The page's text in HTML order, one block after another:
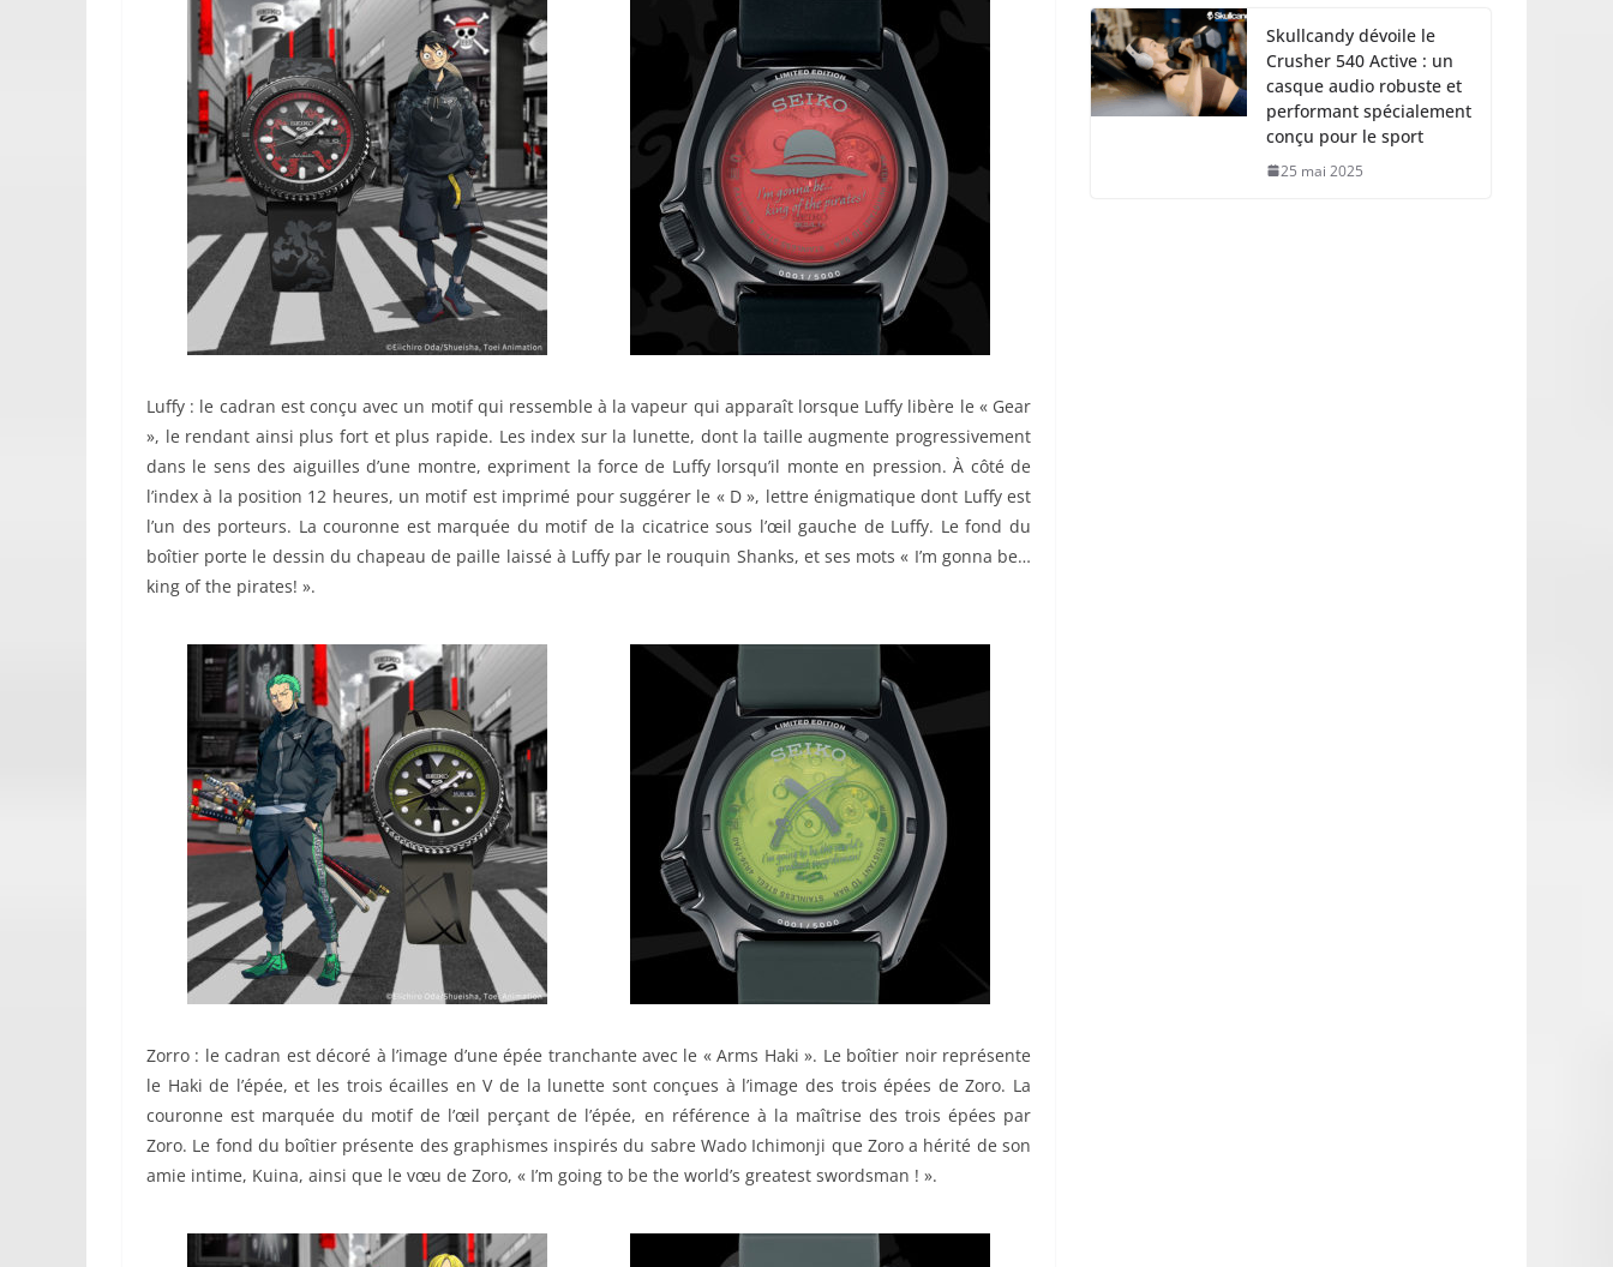
Luffy : le cadran est conçu avec un motif qui ressemble à la vapeur qui apparaît lorsque Luffy libère le « Gear
», le rendant ainsi plus fort et plus rapide. Les index sur la lunette, dont la taille augmente progressivement
dans le sens des aiguilles d’une montre, expriment la force de Luffy lorsqu’il monte en pression. À côté de
l’index à la position 12 heures, un motif est imprimé pour suggérer le « D », lettre énigmatique dont Luffy est
l’un des porteurs. La couronne est marquée du motif de la cicatrice sous l’œil gauche de Luffy. Le fond du
boîtier porte le dessin du chapeau de paille laissé à Luffy par le rouquin Shanks, et ses mots « I’m gonna be…
king of the pirates! ».
Zorro : le cadran est décoré à l’image d’une épée tranchante avec le « Arms Haki ». Le boîtier noir représente
le Haki de l’épée, et les trois écailles en V de la lunette sont conçues à l’image des trois épées de Zoro. La
couronne est marquée du motif de l’œil perçant de l’épée, en référence à la maîtrise des trois épées par
Zoro. Le fond du boîtier présente des graphismes inspirés du sabre Wado Ichimonji que Zoro a hérité de son
amie intime, Kuina, ainsi que le vœu de Zoro, « I’m going to be the world’s greatest swordsman ! ».
Skullcandy dévoile le
Crusher 540 Active : un
casque audio robuste et
performant spécialement
conçu pour le sport
25 mai 2025